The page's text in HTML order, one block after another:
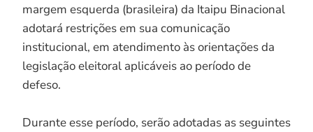
margem esquerda (brasileira) da Itaipu Binacional
adotará restrições em sua comunicação
institucional, em atendimento às orientações da
legislação eleitoral aplicáveis ao período de
defeso.
Durante esse período, serão adotadas as seguintes